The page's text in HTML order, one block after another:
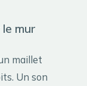
mur
maillet
Un son